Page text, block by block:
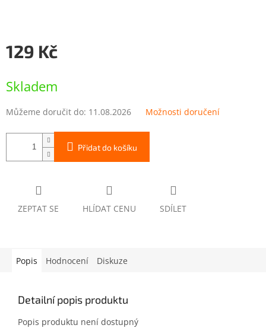
129 Kč
cena:
Skladem
Můžeme doručit do: 11.08.2026 Možnosti doručení
Přidat do košíku
ZEPTAT SE HLÍDAT CENU SDÍLET
Popis Hodnocení Diskuze
Detailní popis produktu
Popis produktu není dostupný